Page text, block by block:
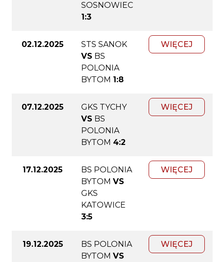
SOSNOWIEC
1:3
02.12.2025
STS SANOK
VS BS
POLONIA
BYTOM 1:8
WIĘCEJ
07.12.2025
GKS TYCHY
VS BS
POLONIA
BYTOM 4:2
WIĘCEJ
17.12.2025
BS POLONIA
BYTOM VS
GKS
KATOWICE
3:5
WIĘCEJ
19.12.2025
BS POLONIA
BYTOM VS
WIĘCEJ